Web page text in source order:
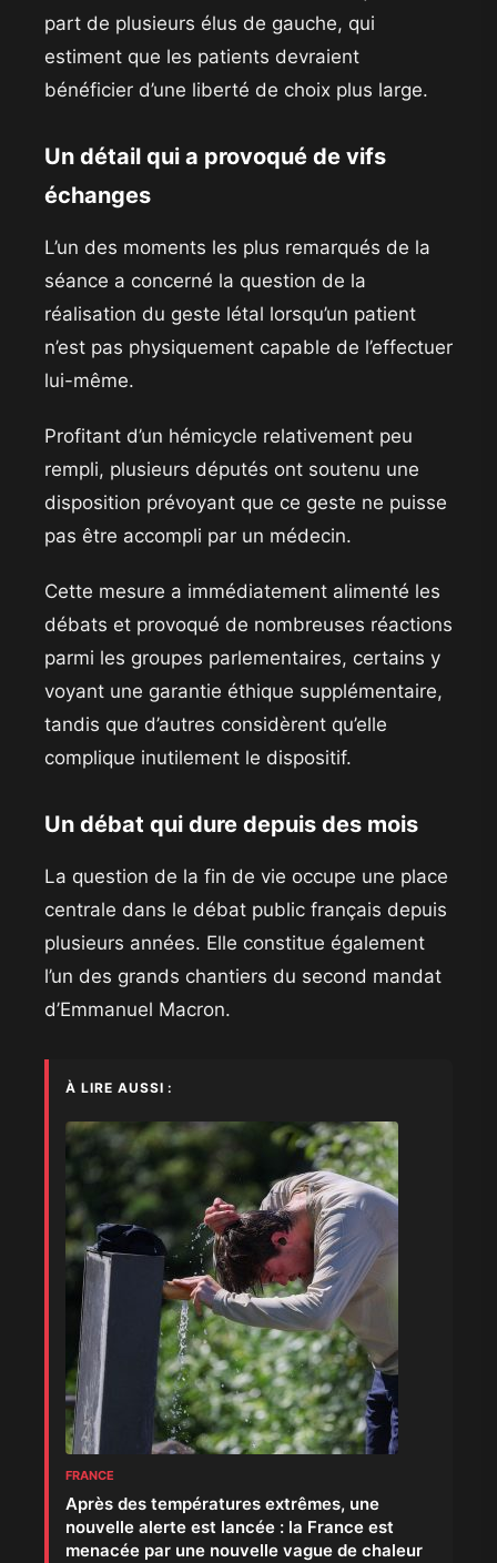
part de plusieurs élus de gauche, qui
estiment que les patients devraient
bénéficier d’une liberté de choix plus large.
Un détail qui a provoqué de vifs
échanges
L’un des moments les plus remarqués de la
séance a concerné la question de la
réalisation du geste létal lorsqu’un patient
n’est pas physiquement capable de l’effectuer
lui-même.
Profitant d’un hémicycle relativement peu
rempli, plusieurs députés ont soutenu une
disposition prévoyant que ce geste ne puisse
pas être accompli par un médecin.
Cette mesure a immédiatement alimenté les
débats et provoqué de nombreuses réactions
parmi les groupes parlementaires, certains y
voyant une garantie éthique supplémentaire,
tandis que d’autres considèrent qu’elle
complique inutilement le dispositif.
Un débat qui dure depuis des mois
La question de la fin de vie occupe une place
centrale dans le débat public français depuis
plusieurs années. Elle constitue également
l’un des grands chantiers du second mandat
d’Emmanuel Macron.
À LIRE AUSSI :
FRANCE
Après des températures extrêmes, une
nouvelle alerte est lancée : la France est
menacée par une nouvelle vague de chaleur